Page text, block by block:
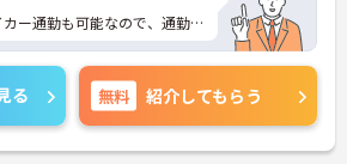
ー通勤も可能なので、通勤
度なのでワークライフバラ
面接対策ポイントなど、さら
のでお気軽にご相談くださ
る 無料 紹介してもらう